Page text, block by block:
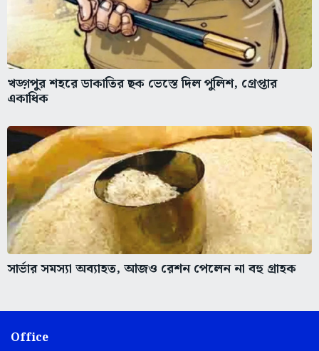
খড়্গপুর শহরে ডাকাতির ছক ভেস্তে দিল পুলিশ, গ্রেপ্তার
একাধিক
সার্ভার সমস্যা অব্যাহত, আজও রেশন পেলেন না বহু গ্রাহক
Office